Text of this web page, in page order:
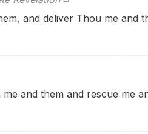
and deliver Thou me and
and them and rescue me